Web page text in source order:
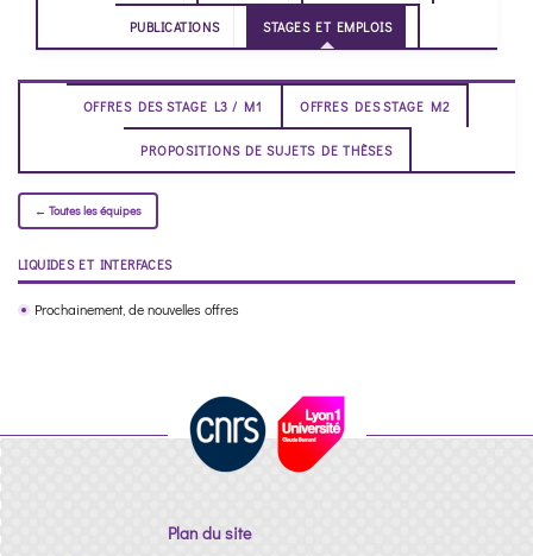
PUBLICATIONS STAGES ET EMPLOIS
OFFRES DES STAGE L3 / M1 OFFRES DES STAGE M2
PROPOSITIONS DE SUJETS DE THÈSES
← Toutes les équipes
LIQUIDES ET INTERFACES
Prochainement, de nouvelles offres
Plan du site